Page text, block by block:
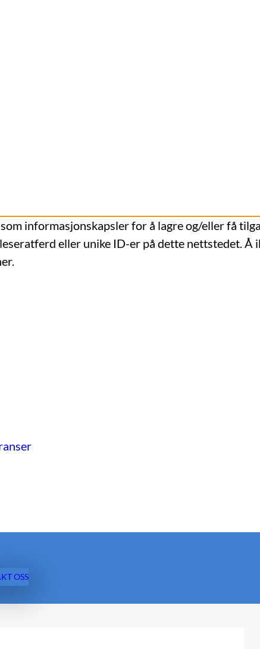
informasjonskapsler for å lagre og/eller få
eller unike ID-er på dette nettstedet. Å
OSS